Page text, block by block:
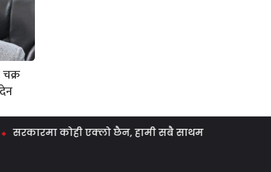
कोही एक्लो छैन, हामी सबै साथमा छौँ : मनिष झा